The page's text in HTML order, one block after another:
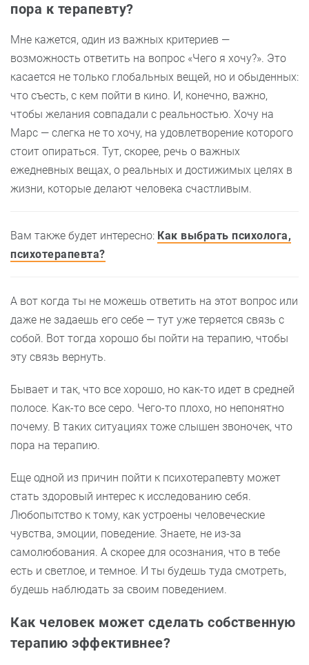
пора к терапевту?
Мне кажется, один из важных критериев —
возможность ответить на вопрос «Чего я хочу?». Это
касается не только глобальных вещей, но и обыденных:
что съесть, с кем пойти в кино. И, конечно, важно,
чтобы желания совпадали с реальностью. Хочу на
Марс — слегка не то хочу, на удовлетворение которого
стоит опираться. Тут, скорее, речь о важных
ежедневных вещах, о реальных и достижимых целях в
жизни, которые делают человека счастливым.
Вам также будет интересно: Как выбрать психолога,
психотерапевта?
А вот когда ты не можешь ответить на этот вопрос или
даже не задаешь его себе — тут уже теряется связь с
собой. Вот тогда хорошо бы пойти на терапию, чтобы
эту связь вернуть.
Бывает и так, что все хорошо, но как-то идет в средней
полосе. Как-то все серо. Чего-то плохо, но непонятно
почему. В таких ситуациях тоже слышен звоночек, что
пора на терапию.
Еще одной из причин пойти к психотерапевту может
стать здоровый интерес к исследованию себя.
Любопытство к тому, как устроены человеческие
чувства, эмоции, поведение. Знаете, не из-за
самолюбования. А скорее для осознания, что в тебе
есть и светлое, и темное. И ты будешь туда смотреть,
будешь наблюдать за своим поведением.
Как человек может сделать собственную
терапию эффективнее?